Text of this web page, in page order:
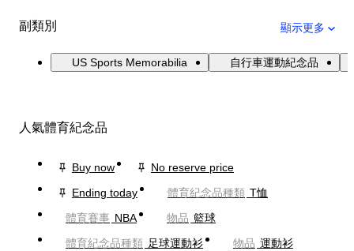
副類別 顯示更多
US Sports Memorabilia 自行車運動紀念品
人氣體育紀念品
Buy now
No reserve price
Ending today
體育紀念品種類 T恤
體育賽事 NBA 物品 籃球
體育紀念品種類 足球運動衫 物品 運動衫